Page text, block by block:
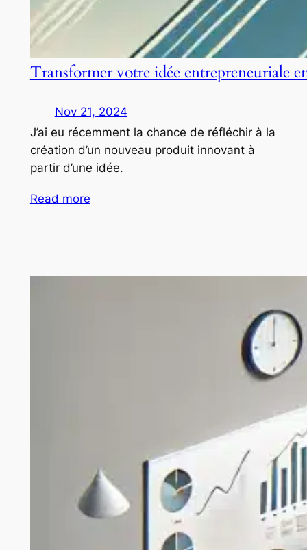
Transformer votre idée entrepreneuriale
Nov 21, 2024
J’ai eu récemment la chance de réfléchir à la
création d’un nouveau produit innovant à
partir d’une idée.
Read more